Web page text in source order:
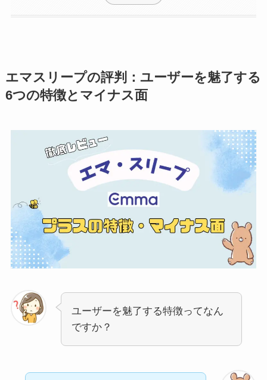
エマスリープの評判：ユーザーを魅了する
6つの特徴とマイナス面
ユーザーを魅了する特徴ってなん
ですか？